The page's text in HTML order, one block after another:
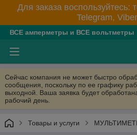
Для заказа воспользуйтесь:
Telegram,
ВСЕ амперметры и ВСЕ вольтметры
Сейчас компания не может быстро
сообщения, поскольку по ее графику
выходной. Ваша заявка будет
рабочий день.
Товары и услуги